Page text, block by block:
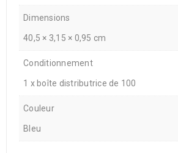
Dimensions
40,5 × 3,15 × 0,95 cm
Conditionnement
1 x boîte distributrice de 100
Couleur
Bleu